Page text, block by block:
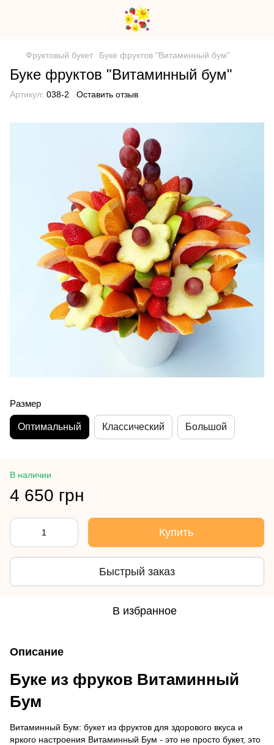
Фруктовый букет Буке фруктов "Витаминный бум"
Буке фруктов "Витаминный бум"
Артикул: 038-2 Оставить отзыв
Размер
Оптимальный Классический Большой
В наличии
4 650 грн
Купить
Быстрый заказ
В избранное
Описание
Буке из фруков Витаминный
Бум
Витаминный Бум: букет из фруктов для здорового вкуса и
яркого настроения Витаминный Бум - это не просто букет, это